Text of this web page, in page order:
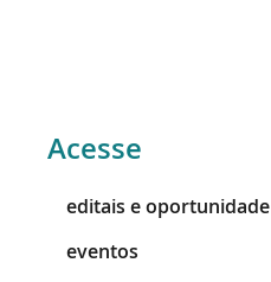
Acesse
editais e oportunidade
eventos